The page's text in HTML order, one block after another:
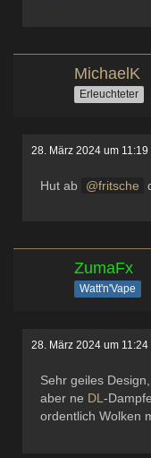
MichaelK
Erleuchteter
28. März 2024 um 11:19
Hut ab fritsche
ZumaFx
Watt'n'Vape
28. März 2024 um 11:24
Sehr geiles
aber ne DL-
ordentlich Wolken